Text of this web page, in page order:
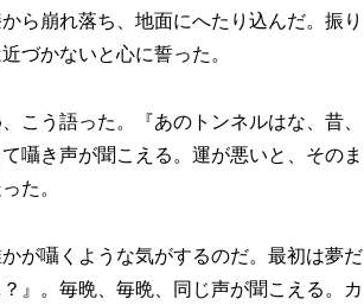
ら崩れ落ち、地面にへたり込んだ。振り
づかないと心に誓った。
こう語った。『あのトンネルはな、昔、
囁き声が聞こえる。運が悪いと、そのま
た。
が囁くような気がするのだ。最初は夢だ
』。毎晩、毎晩、同じ声が聞こえる。カ